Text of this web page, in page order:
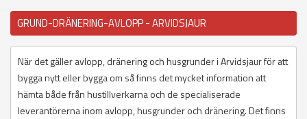
GRUND-DRÄNERING-AVLOPP - ARVIDSJAUR
När det gäller avlopp, dränering och husgrunder i Arvidsjaur för att
bygga nytt eller bygga om så finns det mycket information att
hämta både från hustillverkarna och de specialiserade
leverantörerna inom avlopp, husgrunder och dränering. Det finns